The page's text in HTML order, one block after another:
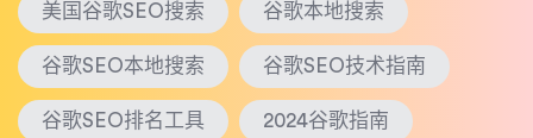
美国谷歌SEO搜索 谷歌本地搜索
谷歌SEO本地搜索 谷歌SEO技术指南
谷歌SEO排名工具 2024谷歌指南